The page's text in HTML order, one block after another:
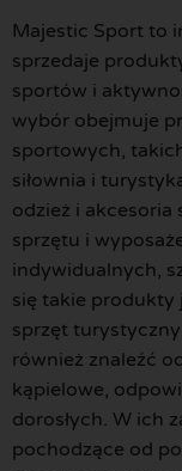
Majestic Sport to
sprzedaje
sportów i
wybór obejmuje
sportowych,
siłownia i
odzież i akcesoria
sprzętu i
indywidualnych,
się takie produkty
sprzęt
również znaleźć
kąpielowe,
dorosłych. W ich
pochodzące od